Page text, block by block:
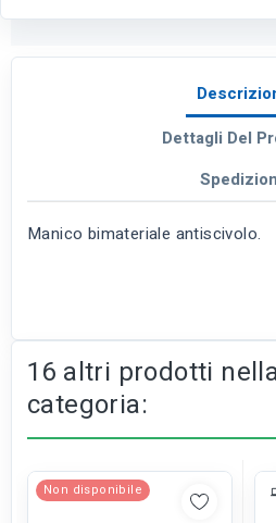
Dettagli Del
Manico bimateriale antiscivolo.
16 altri prodotti
categoria:
Non disponibile